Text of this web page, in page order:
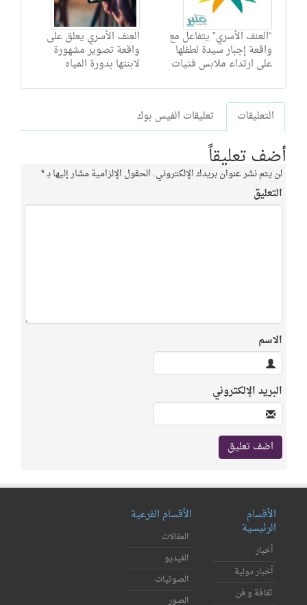
العنف الأسري يعلق على
واقعة تصوير مشهورة
لابنتها بدورة المياه
“العنف الأسري” يتفاعل مع
واقعة إجبار سيدة لطفلها
على ارتداء ملابس فتيات
التعليقات تعليقات الفيس بوك
أضف تعليقاً
لن يتم نشر عنوان بريدك الإلكتروني. الحقول الإلزامية مشار إليها بـ*
التعليق
الاسم
البريد الإلكتروني
الأقسام
الرئيسية
أخبار
أخبار دولية
ثقافة و فن
الأقسام الفرعية
المقالات
الفيديو
الصوتيات
الصور